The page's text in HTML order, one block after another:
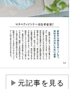
▶元記事を見る